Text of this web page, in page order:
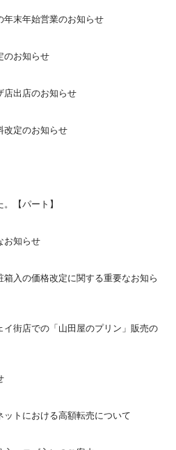
年末年始営業のお知らせ
のお知らせ
店出店のお知らせ
改定のお知らせ
【パート】
お知らせ
入の価格改定に関する重要なお知ら
イ街店での「山田屋のプリン」販売の
ットにおける高額転売について